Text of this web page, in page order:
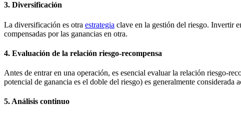
3. Diversificación
La diversificación es otra estrategia clave en la gestión del riesgo. Invertir
compensadas por las ganancias en otra.
4. Evaluación de la relación riesgo-recompensa
Antes de entrar en una operación, es esencial evaluar la relación riesgo-
potencial de ganancia es el doble del riesgo) es generalmente considerada
5. Análisis continuo